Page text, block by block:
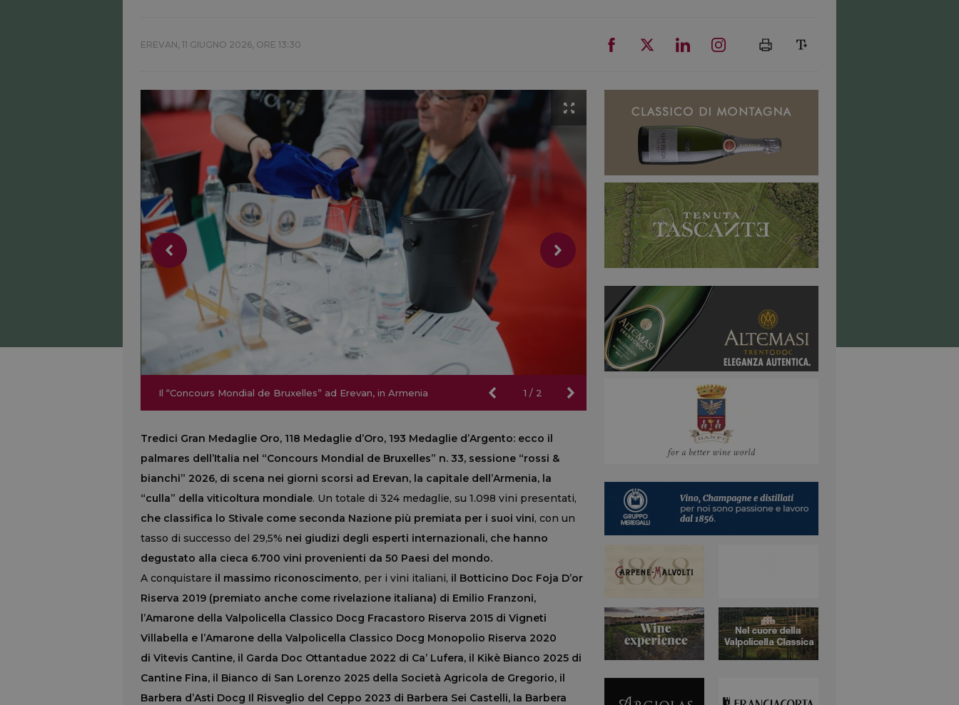
EREVAN, 11 GIUGNO 2026, ORE 13:30
1 / 2
Il “Concours Mondial de Bruxelles” ad Erevan, in Armenia
Il “Concours Mondial de Bruxelles” ad Erevan, in Armenia
Tredici Gran Medaglie Oro, 118 Medaglie d’Oro, 193 Medaglie d’Argento: ecco il
palmares dell’Italia nel “Concours Mondial de Bruxelles” n. 33, sessione “rossi &
bianchi” 2026, di scena nei giorni scorsi ad Erevan, la capitale dell’Armenia, la
“culla” della viticoltura mondiale. Un totale di 324 medaglie, su 1.098 vini presentati,
che classifica lo Stivale come seconda Nazione più premiata per i suoi vini, con un
tasso di successo del 29,5% nei giudizi degli esperti internazionali, che hanno
degustato alla cieca 6.700 vini provenienti da 50 Paesi del mondo.
A conquistare il massimo riconoscimento, per i vini italiani, il Botticino Doc Foja D’or
Riserva 2019 (premiato anche come rivelazione italiana) di Emilio Franzoni,
l’Amarone della Valpolicella Classico Docg Fracastoro Riserva 2015 di Vigneti
Villabella e l’Amarone della Valpolicella Classico Docg Monopolio Riserva 2020
di Vitevis Cantine, il Garda Doc Ottantadue 2022 di Ca’ Lufera, il Kikè Bianco 2025 di
Cantine Fina, il Bianco di San Lorenzo 2025 della Società Agricola de Gregorio, il
Barbera d’Asti Docg Il Risveglio del Ceppo 2023 di Barbera Sei Castelli, la Barbera